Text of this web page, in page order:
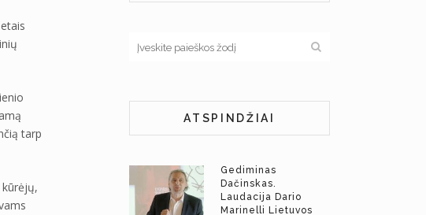
tarp
ATSPINDŽIAI
Gediminas
Dačinskas.
Laudacija Dario
Marinelli Lietuvos